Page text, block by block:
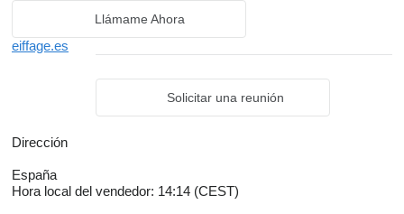
Llámame Ahora
eiffage.es
Solicitar una reunión
Dirección
España
Hora local del vendedor: 14:14 (CEST)